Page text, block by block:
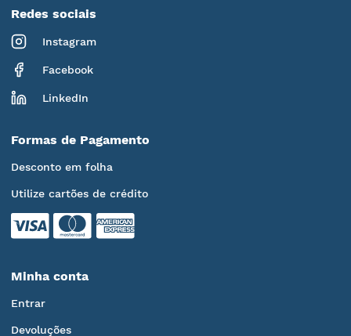
Redes sociais
Instagram
Facebook
LinkedIn
Formas de Pagamento
Desconto em folha
Utilize cartões de crédito
Minha conta
Entrar
Devoluções